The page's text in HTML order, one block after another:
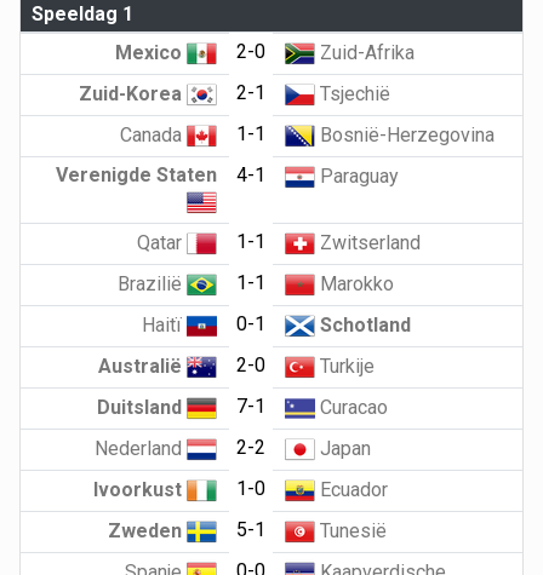
Speeldag 1
Mexico
2-0
Zuid-Afrika
Zuid-Korea
2-1
Tsjechië
Canada
1-1
Bosnië-Herzegovina
Verenigde Staten
4-1 Paraguay
Qatar 1-1
Zwitserland
Brazilië
1-1
Marokko
Haitï
0-1
Schotland
Australië
2-0
Turkije
Duitsland
7-1
Curacao
Nederland
2-2
Japan
Ivoorkust
1-0
Ecuador
Zweden
5-1
Tunesië